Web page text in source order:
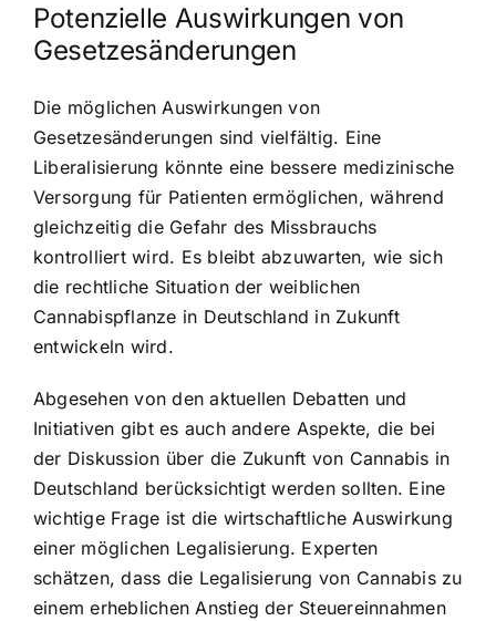
Potenzielle Auswirkungen von
Gesetzesänderungen
Die möglichen Auswirkungen von
Gesetzesänderungen sind vielfältig. Eine
Liberalisierung könnte eine bessere medizinische
Versorgung für Patienten ermöglichen, während
gleichzeitig die Gefahr des Missbrauchs
kontrolliert wird. Es bleibt abzuwarten, wie sich
die rechtliche Situation der weiblichen
Cannabispflanze in Deutschland in Zukunft
entwickeln wird.
Abgesehen von den aktuellen Debatten und
Initiativen gibt es auch andere Aspekte, die bei
der Diskussion über die Zukunft von Cannabis in
Deutschland berücksichtigt werden sollten. Eine
wichtige Frage ist die wirtschaftliche Auswirkung
einer möglichen Legalisierung. Experten
schätzen, dass die Legalisierung von Cannabis zu
einem erheblichen Anstieg der Steuereinnahmen